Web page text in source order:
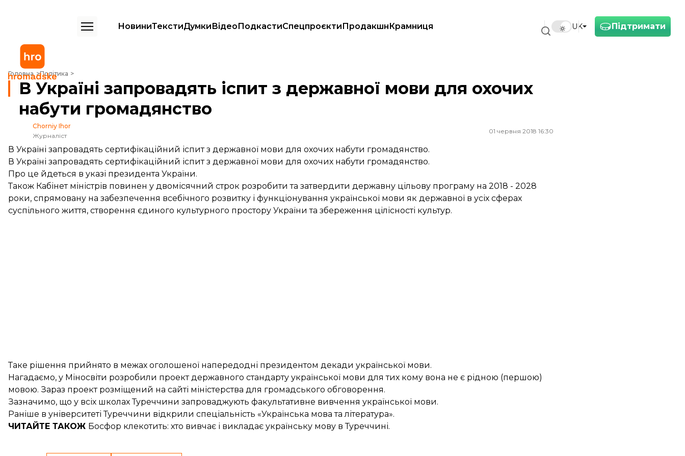
Підтримати
UK
НовиниТекстиДумкиВідеоПодкастиСпецпроєктиПродакшнКрамниця
Головна Політика
В Україні запровадять іспит з державної мови для охочих набути громадянство
В Україні запровадять іспит з державної мови для охочих
набути громадянство
Chorniy Ihor
Журналіст
01 червня 2018 16:30
В Україні запровадять сертифікаційний іспит з державної мови для охочих набути громадянство.
В Україні запровадять сертифікаційний іспит з державної мови для охочих набути громадянство.
Про це йдеться в указі президента України.
Також Кабінет міністрів повинен у двомісячний строк розробити та затвердити державну цільову програму на 2018 - 2028
роки, спрямовану на забезпечення всебічного розвитку і функціонування української мови як державної в усіх сферах
суспільного життя, створення єдиного культурного простору України та збереження цілісності культур.
Таке рішення прийнято в межах оголошеної напередодні президентом декади української мови.
Нагадаємо, у Міносвіти розробили проектдержавного стандарту української мови для тих кому вона не є рідною (першою)
мовою. Зараз проект розміщений на сайті міністерства для громадського обговорення.
Зазначимо, що у всіх школах Туреччини запроваджують факультативне вивчення української мови.
Раніше в університеті Туреччини відкрили спеціальність «Українська мова та література».
ЧИТАЙТЕ ТАКОЖ Босфор клекотить: хто вивчає і викладає українську мову в Туреччині.